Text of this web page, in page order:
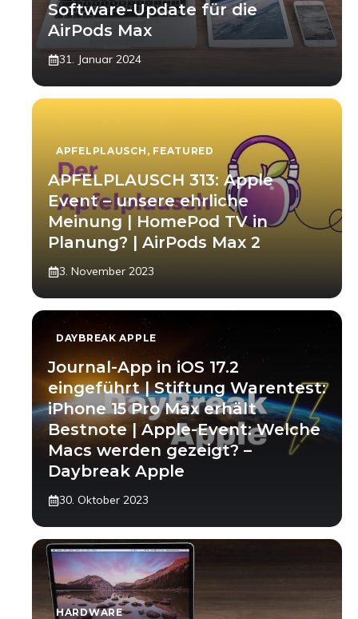
Software-Update für die
AirPods Max
31. Januar 2024
APFELPLAUSCH , FEATURED
APFELPLAUSCH 313: Apple
Event – unsere ehrliche
Meinung | HomePod TV in
Planung? | AirPods Max 2
3. November 2023
DAYBREAK APPLE
Journal-App in iOS 17.2
eingeführt | Stiftung Warentest:
iPhone 15 Pro Max erhält
Bestnote | Apple-Event: Welche
Macs werden gezeigt? –
Daybreak Apple
30. Oktober 2023
HARDWARE